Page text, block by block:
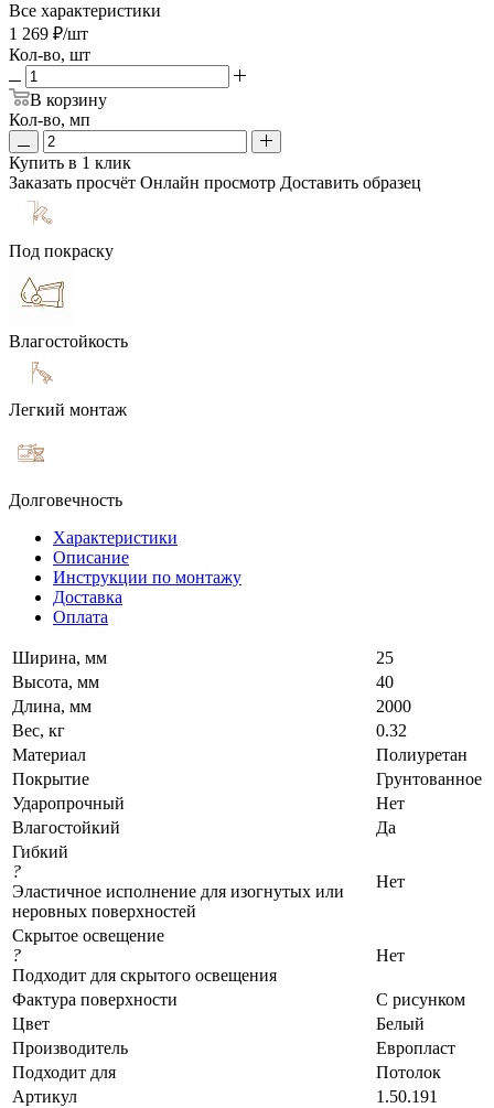
Все характеристики
1 269 ₽/шт
Кол-во, шт
В корзину
Кол-во, мп
Купить в 1 клик
Заказать просчёт Онлайн просмотр Доставить образец
Под покраску
Влагостойкость
Легкий монтаж
Долговечность
Характеристики
Описание
Инструкции по монтажу
Доставка
Оплата
Ширина, мм
25
Высота, мм
40
Длина, мм
2000
Вес, кг
0.32
Материал
Полиуретан
Покрытие
Грунтованное
Ударопрочный
Нет
Влагостойкий
Да
Гибкий
?
Эластичное исполнение для изогнутых или
неровных поверхностей
Нет
Скрытое освещение
?
Подходит для скрытого освещения
Нет
Фактура поверхности
С рисунком
Цвет
Белый
Производитель
Европласт
Подходит для
Потолок
Артикул
1.50.191